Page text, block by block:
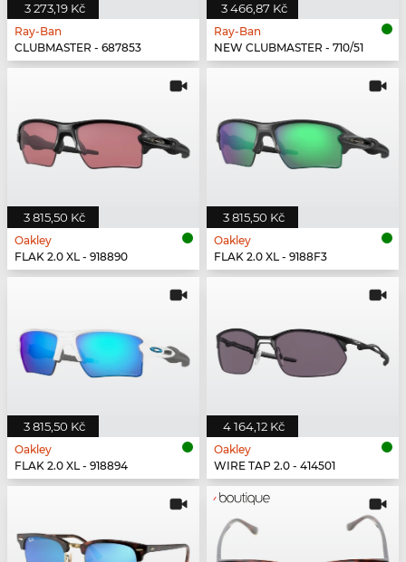
3 273,19 Kč
Ray-Ban
CLUBMASTER - 687853
3 466,87 Kč
Ray-Ban
NEW CLUBMASTER - 710/51
3 815,50 Kč
Oakley
FLAK 2.0 XL - 918890
3 815,50 Kč
Oakley
FLAK 2.0 XL - 9188F3
3 815,50 Kč
Oakley
FLAK 2.0 XL - 918894
4 164,12 Kč
Oakley
WIRE TAP 2.0 - 414501